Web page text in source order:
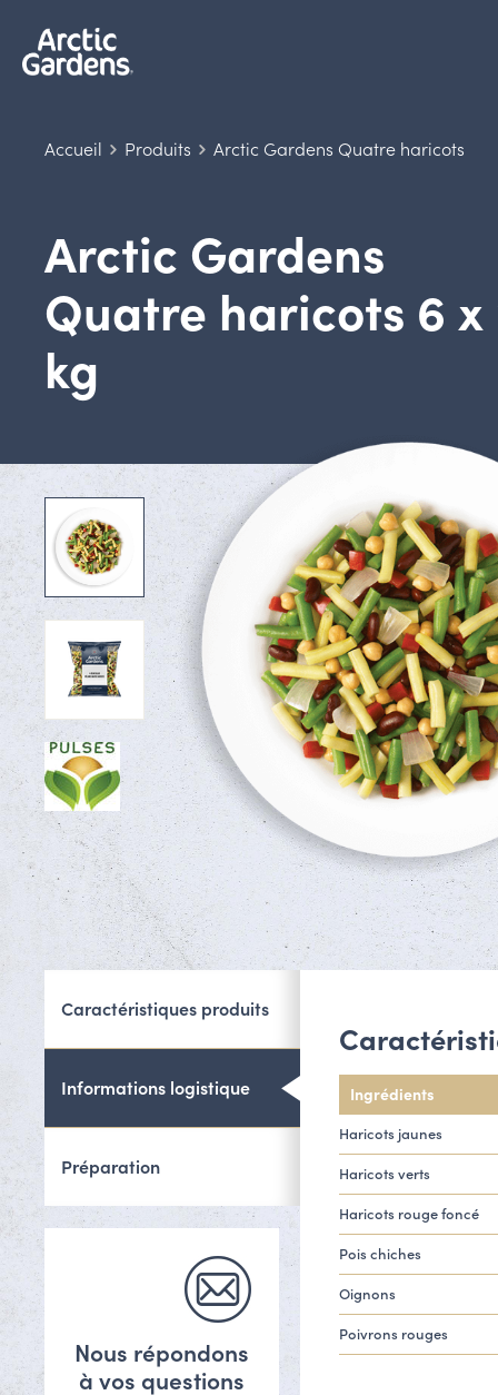
Accueil Produits Arctic Gardens Quatre haricots
Arctic Gardens
Quatre haricots 6 x
kg
Caractéristiques produits
Informations logistique
Préparation
Nous répondons
à vos questions
Ingrédients
Haricots jaunes
Haricots verts
Haricots rouge foncé
Pois chiches
Oignons
Poivrons rouges